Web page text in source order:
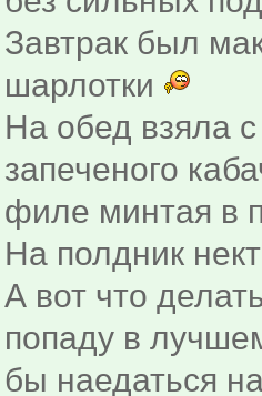
Завтрак был
шарлотки
На обед взяла
запеченого
филе минтая в
На полдник
А вот что
попаду в
бы наедаться